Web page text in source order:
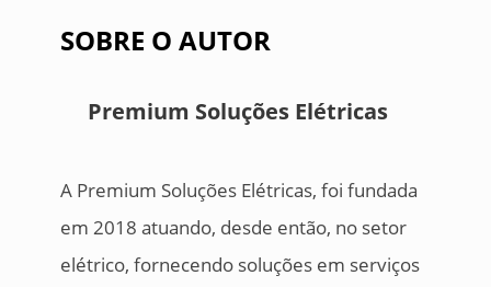
SOBRE O AUTOR
Premium Soluções Elétricas
A Premium Soluções Elétricas, foi fundada
em 2018 atuando, desde então, no setor
elétrico, fornecendo soluções em serviços